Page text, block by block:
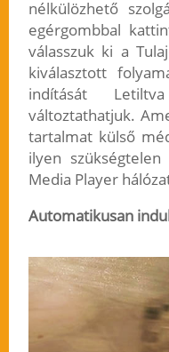
nélkülözhető
egérgombbal
válasszuk ki a
kiválasztott
indítását
változtathatjuk.
tartalmat külső
ilyen
Media Player
Automatikusan